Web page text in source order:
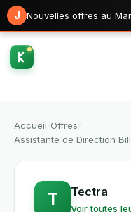
J Nouvelles offres au
Accueil Offres
Assistante de Direction
T Tectra
Voir toutes